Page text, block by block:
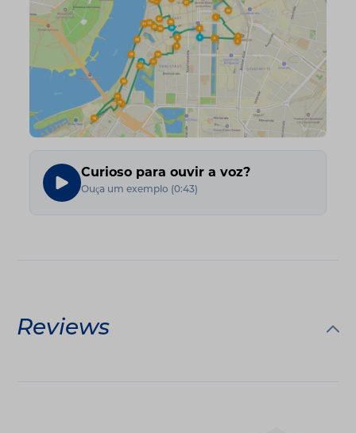
Curioso para ouvir a voz?
Ouça um exemplo (0:43)
Reviews